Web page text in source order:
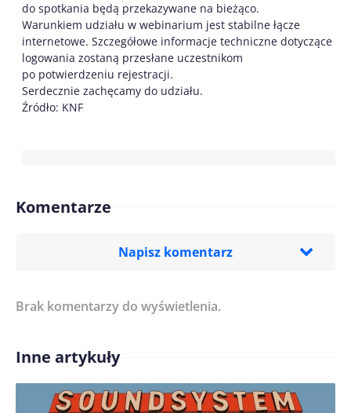
do spotkania będą przekazywane na bieżąco.
Warunkiem udziału w webinarium jest stabilne łącze
internetowe. Szczegółowe informacje techniczne dotyczące
logowania zostaną przesłane uczestnikom
po potwierdzeniu rejestracji.
Serdecznie zachęcamy do udziału.
Źródło: KNF
Komentarze
Napisz komentarz
Treść komentarza*
Imię/ Nick*
Brak komentarzy do wyświetlenia.
Inne artykuły